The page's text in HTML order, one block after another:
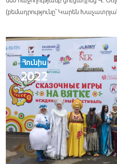
(բեմադրությունը՝ Կարեն
Հունիս
2022